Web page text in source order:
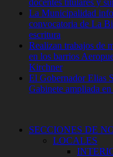
docentes titulares y
La Municipalidad
convocatoria de La
escritura
Realizan trabajos de
en los barrios
Kirchner
El Gobernador Elias
Gabinete ampliada
SECCIONES DE
LOCALES